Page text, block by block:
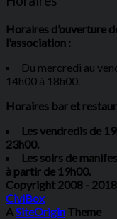
Horaires d’ouverture
l'association :
Du mercredi au
14h00 à 18h00.
Horaires bar et
Les vendredis de
23h00.
Les soirs de
à partir de 19h00.
Copyright 2008 -
CiviBox
A SiteOrigin Theme